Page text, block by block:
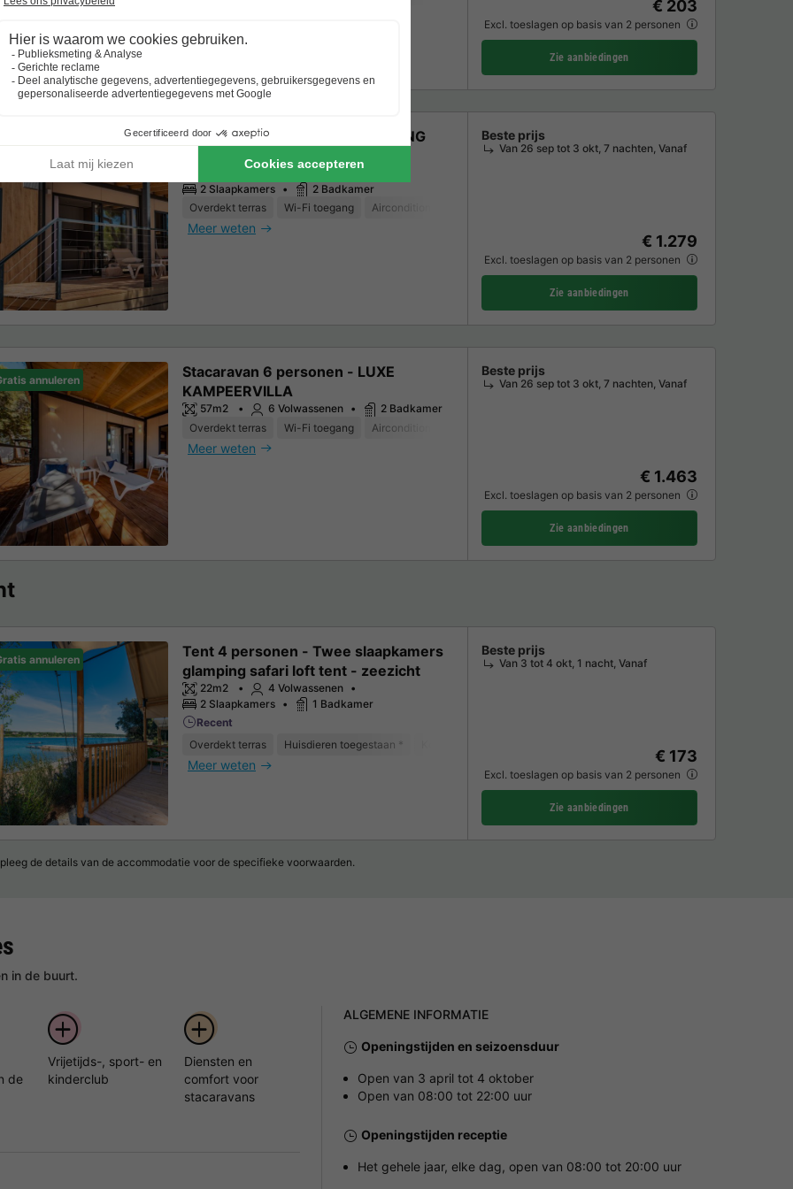
€ 203
Excl. toeslagen op basis van 2 personen
Zie aanbiedingen
annuleren
Stacaravan 6 personen - CAMPING
6 Volwassenen
2 Slaapkamers
2 Badkamer
Overdekt terras
Wi-Fi toegang Airconditioning
Meer weten
Beste prijs
Van 26 sep tot 3 okt, 7 nachten, Vanaf
€ 1.279
Excl. toeslagen op basis van 2 personen
Zie aanbiedingen
annuleren
Stacaravan 6 personen - LUXE
KAMPEERVILLA
57m2 6 Volwassenen
2 Badkamer
Overdekt terras
Wi-Fi toegang Airconditioning
Meer weten
Beste prijs
Van 26 sep tot 3 okt, 7 nachten, Vanaf
€ 1.463
Excl. toeslagen op basis van 2 personen
Zie aanbiedingen
annuleren
Tent 4 personen - Twee slaapkamers
glamping safari loft tent - zeezicht
22m2
4 Volwassenen
2 Slaapkamers
1 Badkamer
Recent
Overdekt terras
Huisdieren toegestaan *
Meer weten
Beste prijs
Van 3 tot 4 okt, 1 nacht, Vanaf
€ 173
Excl. toeslagen op basis van 2 personen
Zie aanbiedingen
de details van de accommodatie voor de specifieke voorwaarden.
in de buurt.
de
Vrijetijds-, sport- en
kinderclub
Diensten en
comfort voor
stacaravans
ALGEMENE INFORMATIE
Openingstijden en seizoensduur
Open van 3 april tot 4 oktober
Open van 08:00 tot 22:00 uur
Openingstijden receptie
Het gehele jaar, elke dag, open van 08:00 tot 20:00 uur